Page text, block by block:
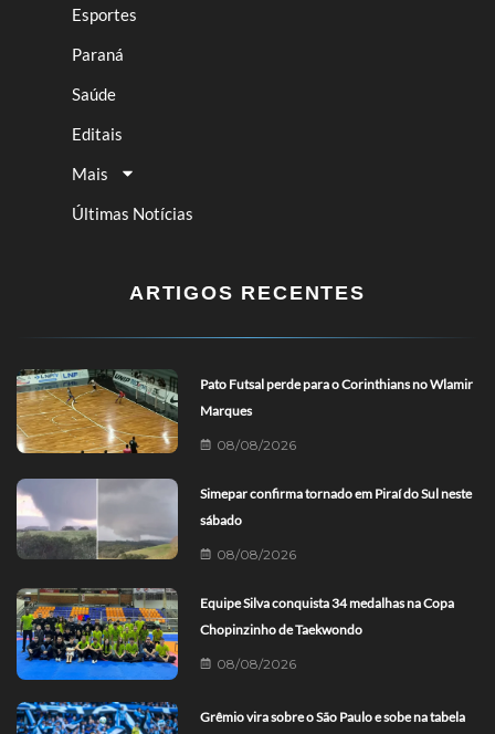
Esportes
Paraná
Saúde
Editais
Mais
Últimas Notícias
ARTIGOS RECENTES
Pato Futsal perde para o Corinthians no Wlamir
Marques
08/08/2026
Simepar confirma tornado em Piraí do Sul neste
sábado
08/08/2026
Equipe Silva conquista 34 medalhas na Copa
Chopinzinho de Taekwondo
08/08/2026
Grêmio vira sobre o São Paulo e sobe na tabela